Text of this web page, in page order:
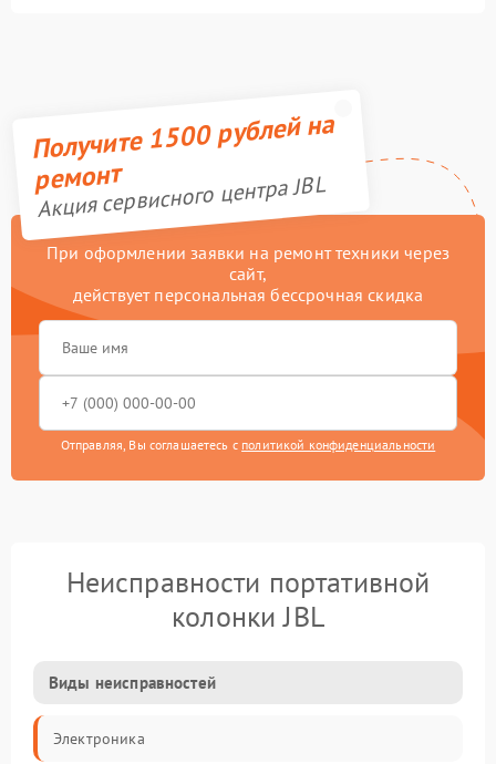
Получите 1500 рублей на
ремонт
Акция сервисного центра JBL
При оформлении заявки на ремонт техники через
сайт,
действует персональная бессрочная скидка
Отправляя, Вы соглашаетесь с политикой конфиденциальности
Неисправности портативной
колонки JBL
Виды неисправностей
Электроника